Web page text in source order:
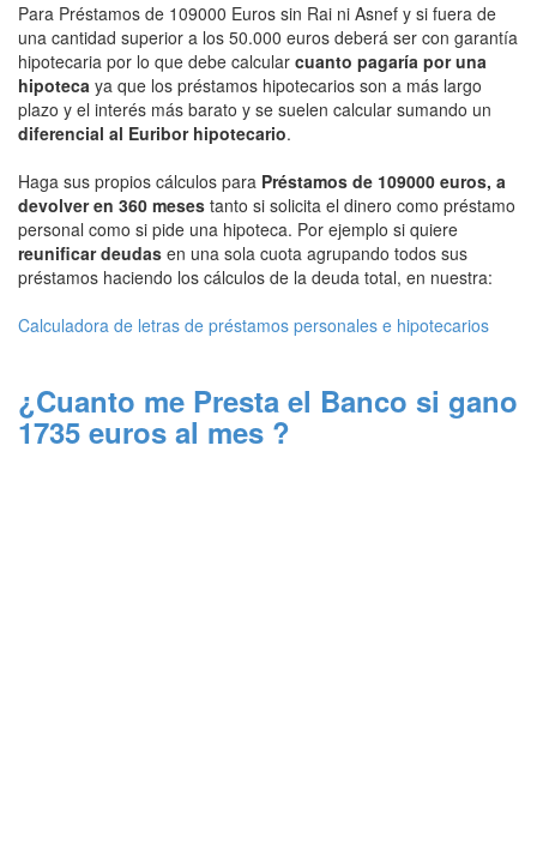
Para Préstamos de 109000 Euros sin Rai ni Asnef y si fuera de
una cantidad superior a los 50.000 euros deberá ser con garantía
hipotecaria por lo que debe calcular cuanto pagaría por una
hipoteca ya que los préstamos hipotecarios son a más largo
plazo y el interés más barato y se suelen calcular sumando un
diferencial al Euribor hipotecario.
Haga sus propios cálculos para Préstamos de 109000 euros, a
devolver en 360 meses tanto si solicita el dinero como préstamo
personal como si pide una hipoteca. Por ejemplo si quiere
reunificar deudas en una sola cuota agrupando todos sus
préstamos haciendo los cálculos de la deuda total, en nuestra:
Calculadora de letras de préstamos personales e hipotecarios
¿Cuanto me Presta el Banco si gano
1735 euros al mes ?